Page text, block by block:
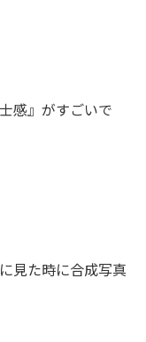
感』がすごいで
見た時に合成写真